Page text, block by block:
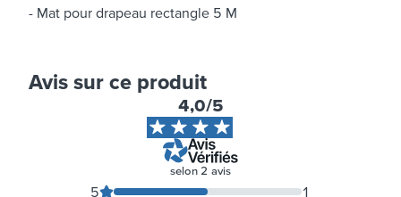
Mat pour drapeau rectangle 5 M
Avis sur ce produit
4,0/5
selon 2 avis
5 1